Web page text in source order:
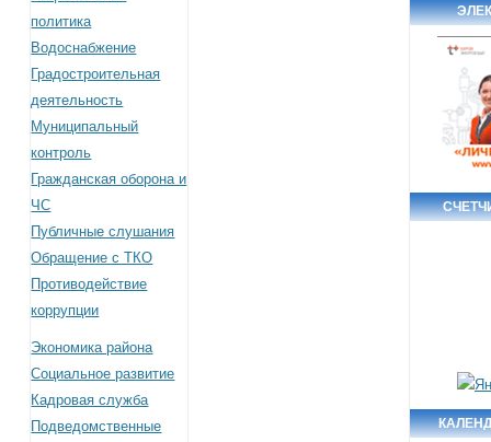
политика
Водоснабжение
Градостроительная
деятельность
Муниципальный
контроль
Гражданская оборона и
ЧС
Публичные слушания
Обращение с ТКО
Противодействие
коррупции
Экономика района
Социальное развитие
Кадровая служба
Подведомственные